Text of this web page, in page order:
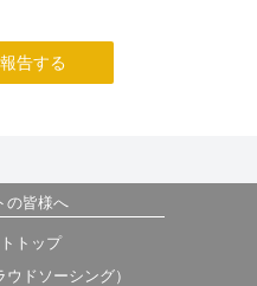
告する
の皆様へ
トップ
ドソーシング）